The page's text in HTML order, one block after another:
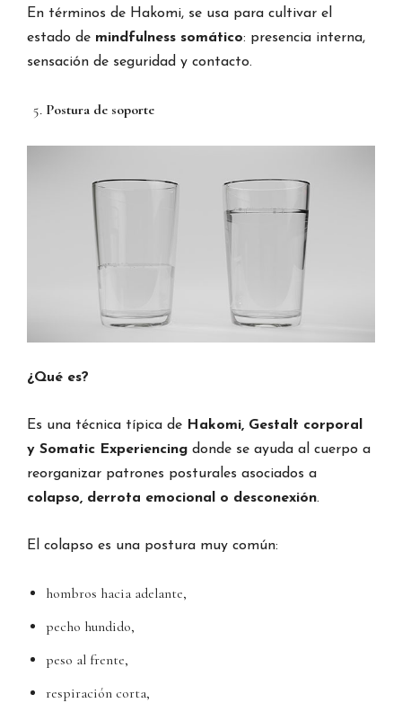
En términos de Hakomi, se usa para cultivar el
estado de mindfulness somático: presencia interna,
sensación de seguridad y contacto.
Postura de soporte
¿Qué es?
Es una técnica típica de Hakomi, Gestalt corporal
y Somatic Experiencing donde se ayuda al cuerpo a
reorganizar patrones posturales asociados a
colapso, derrota emocional o desconexión.
El colapso es una postura muy común:
hombros hacia adelante,
pecho hundido,
peso al frente,
respiración corta,